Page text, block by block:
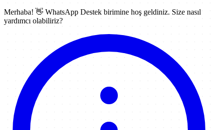
Merhaba! 👋 WhatsApp Destek birimine hoş geldiniz. Size nasıl
yardımcı olabiliriz?